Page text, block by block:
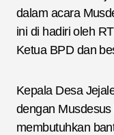
dalam acara
ini di hadiri oleh
Ketua BPD dan
Kepala Desa
dengan
membutuhkan